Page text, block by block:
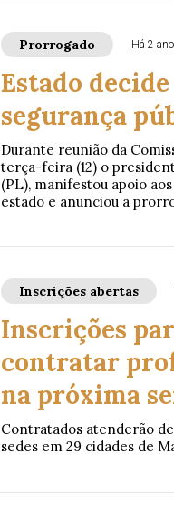
Prorrogado Há 2
Estado
segurança
Durante reunião da
terça-feira (12) o
(PL), manifestou apoio
estado e anunciou a
Inscrições abertas
Inscrições
contratar
na próxima
Contratados atenderão
sedes em 29 cidades de